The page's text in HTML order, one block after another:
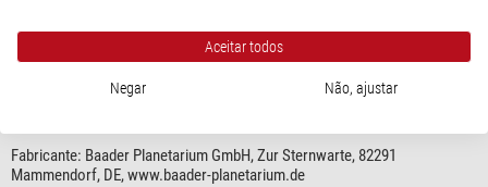
Plugue
Fabricante: Baader Planetarium GmbH, Zur Sternwarte, 82291
Mammendorf, DE, www.baader-planetarium.de
Aceitar todos
Negar Não, ajustar